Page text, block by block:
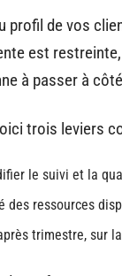
profil de vos
est
à passer à
trois leviers
le suivi et la
ressources
trimestre, sur